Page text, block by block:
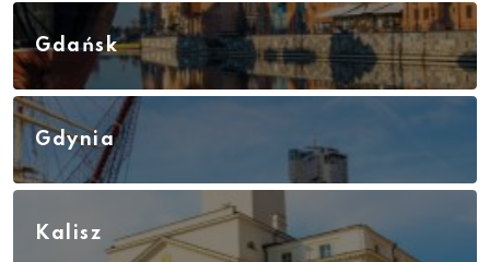
Gdańsk
Gdynia
Kalisz